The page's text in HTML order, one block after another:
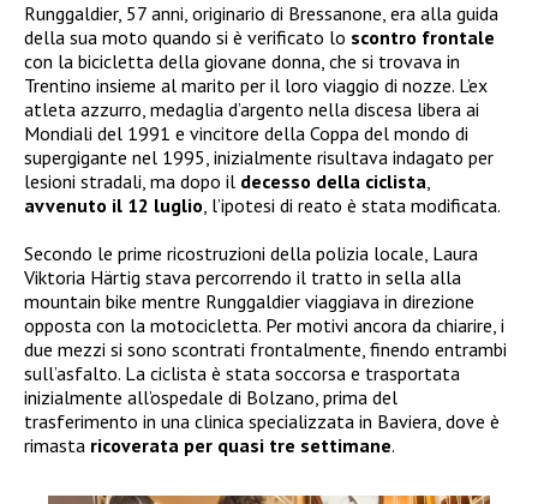
Runggaldier, 57 anni, originario di Bressanone, era alla guida
della sua moto quando si è verificato lo scontro frontale
con la bicicletta della giovane donna, che si trovava in
Trentino insieme al marito per il loro viaggio di nozze. L’ex
atleta azzurro, medaglia d’argento nella discesa libera ai
Mondiali del 1991 e vincitore della Coppa del mondo di
supergigante nel 1995, inizialmente risultava indagato per
lesioni stradali, ma dopo il decesso della ciclista,
avvenuto il 12 luglio, l’ipotesi di reato è stata modificata.
Secondo le prime ricostruzioni della polizia locale, Laura
Viktoria Härtig stava percorrendo il tratto in sella alla
mountain bike mentre Runggaldier viaggiava in direzione
opposta con la motocicletta. Per motivi ancora da chiarire, i
due mezzi si sono scontrati frontalmente, finendo entrambi
sull’asfalto. La ciclista è stata soccorsa e trasportata
inizialmente all’ospedale di Bolzano, prima del
trasferimento in una clinica specializzata in Baviera, dove è
rimasta ricoverata per quasi tre settimane.